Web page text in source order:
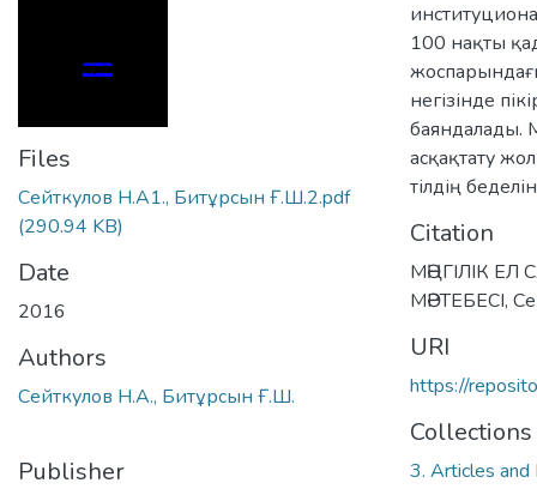
Files
Сейткулов Н.А1., Битұрсын Ғ.Ш.2.pdf
(290.94 KB)
Date
2016
Authors
Сейткулов Н.А., Битұрсын Ғ.Ш.
Publisher
100 нақты
негізінде
баяндалады.
асқақтату
тілдің
Citation
МӘҢГІЛІК
МӘРТЕБЕСІ,
URI
https://
Collections
3. Articles and